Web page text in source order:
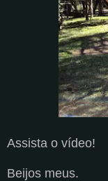
Assista o vídeo!
Beijos meus.